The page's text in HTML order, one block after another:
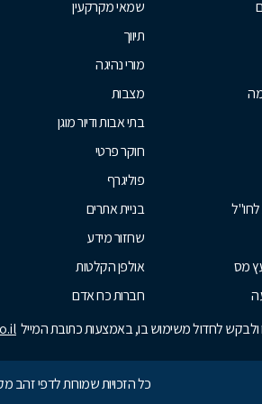
לחו"ל
מס
שמאי מקרקעין
תיווך
מורי נהיגה
מצבות
בתי אבות ודיור מוגן
חוקר פרטי
פוליגרף
בניית אתרים
שחזור מידע
אולפן הקלטות
חברות כח אדם
ולבקש לחדול משימוש בו, באמצעות כתובת המייל
כל הזכויות שמורות לדפי זהב